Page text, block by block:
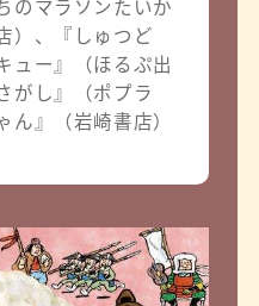
のマラソンたいか
）、『しゅつど
ー』（ほるぷ出
がし』（ポプラ
』（岩崎書店）